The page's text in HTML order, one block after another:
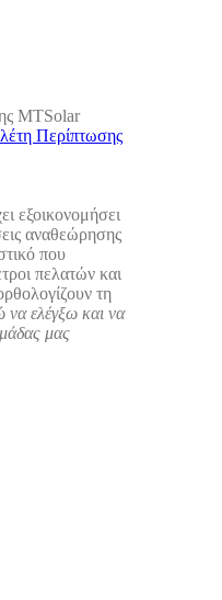
MTSolar
Περίπτωσης
εξοικονομήσει
αναθεώρησης
που
πελατών και
τη
ελέγξω και να
μας